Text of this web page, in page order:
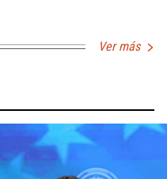
Ver más